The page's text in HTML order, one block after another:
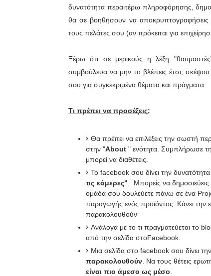
δυνατότητα περαιτέρω πληροφόρησης,
θα σε βοηθήσουν να αποκρυπτογραφήσεις
τους πελάτες σου (αν πρόκειται για
Ξέρω ότι σε μερικούς η λέξη
συμβούλευα να μην το βλέπεις έτσι,
σου για συγκεκριμένα θέματα.και πράγματα.
Τι πρέπει να προσέξεις;
Θα πρέπει να επιλέξεις την σωστή
στην "About " ενότητα. Συμπλήρωσε
μπορεί να διαθέτεις.
To facebook σου δίνει την
τις κάμερες" . Μπορείς να
ομάδα σου δουλεύετε πάνω σε ένα
παραγωγής ενός προϊόντος. Κάνει την
παρακολουθούν
Ανάλογα με το τι πραγματεύεται το
από την σελίδα στοFacebook.
Μια σελίδα στο facebook σου δίνει την
παρακολουθούν . Να τους θέτεις
είναι πιο άμεσο ως μέσο